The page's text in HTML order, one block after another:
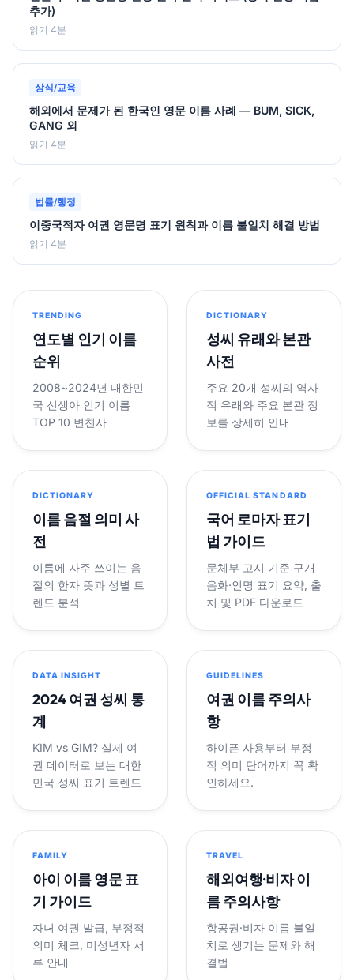
추가)
읽기 4분
상식/교육
해외에서 문제가 된 한국인 영문 이름 사례 — BUM, SICK,
GANG 외
읽기 4분
법률/행정
이중국적자 여권 영문명 표기 원칙과 이름 불일치 해결 방법
읽기 4분
TRENDING
연도별 인기 이름
순위
2008~2024년 대한민
국 신생아 인기 이름
TOP 10 변천사
DICTIONARY
성씨 유래와 본관
사전
주요 20개 성씨의 역사
적 유래와 주요 본관 정
보를 상세히 안내
DICTIONARY
이름 음절 의미 사
전
이름에 자주 쓰이는 음
절의 한자 뜻과 성별 트
렌드 분석
OFFICIAL STANDARD
국어 로마자 표기
법 가이드
문체부 고시 기준 구개
음화·인명 표기 요약, 출
처 및 PDF 다운로드
DATA INSIGHT
2024 여권 성씨 통
계
KIM vs GIM? 실제 여
권 데이터로 보는 대한
민국 성씨 표기 트렌드
GUIDELINES
여권 이름 주의사
항
하이픈 사용부터 부정
적 의미 단어까지 꼭 확
인하세요.
FAMILY
아이 이름 영문 표
기 가이드
자녀 여권 발급, 부정적
의미 체크, 미성년자 서
류 안내
TRAVEL
해외여행·비자 이
름 주의사항
항공권·비자 이름 불일
치로 생기는 문제와 해
결법